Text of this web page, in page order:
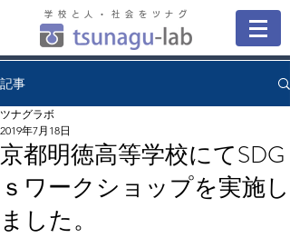
学校と人・社会をツナグ
記事
京都明徳高等学校にてSDG
ｓワークショップを実施し
ました。
ツナグラボ
2019年7月18日